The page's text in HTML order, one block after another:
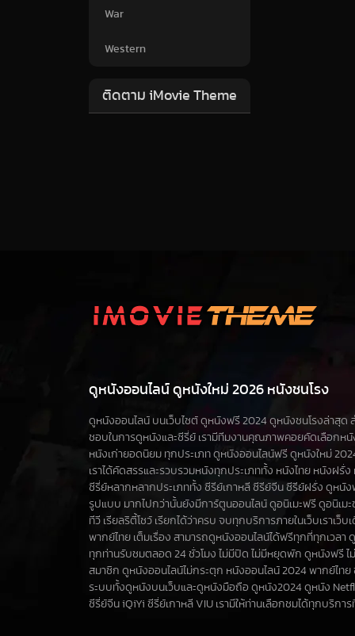
War
Western
ติดตาม iMovie Theme
ดูหนังออนไลน์ ดูหนังใหม่ 2026 หนังชนโรง
ดูหนังออนไลน์ บนเว็บไซต์ ดูหนังฟรี 2024 ดูหนังชนโรงล่าสุด
ชอบในการดูหนังและซีรี่ย์ เรามีทีมงานคุณภาพคอยคัดเลือกหนั
หนังเก่ายอดนิยม ทุกประเภท ดูหนังออนไลน์ฟรี ดูหนังใหม่
เราได้คัดสรรและรวบรวมหนังทุกประเภททั้ง หนังไทย หนังฝรั่ง
ซีรี่ย์หลากหลากประเภททั้ง ซีรีย์เกาหลี ซีรีย์จีน ซีรีย์ฝรั่ง ดูหนั
รูปแบบ มากไปกว่านั้นยังมีการ์ตูนออนไลน์ ดูอนิเมะฟรี ดูอนิเมะ
ทีวี เรียลริตี้โชว์ เรียกได้ว่าครบ จบทุกบริการภายในเว็บเราเว็
พากย์ไทย เต็มเรื่อง สามารถดูหนังออนไลน์ได้ฟรีทุกที่ทุกเวลา
ทุกท่านรับชมตลอด 24 ชั่วโมง ไม่มีปิด ไม่มีหยุดพัก ดูหนังฟรี ไ
สมาชิก ดูหนังออนไลน์ไม่กระตุก หนังออนไลน์ 2024 พากย์ไทย
ระบบทั้งดูหนังบนเว็บและดูหนังมือถือ ดูหนัง2024 ดูหนัง
ซีรี่ย์จีน iQiYi ซีรี่ย์เกาหลี VIU เรามีให้ท่านเลือกชมได้ทุกบริกา